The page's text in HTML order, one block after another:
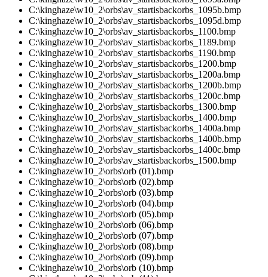
C:\kinghaze\w10_2\orbs\av_startisbackorbs_1095b.bmp
C:\kinghaze\w10_2\orbs\av_startisbackorbs_1095d.bmp
C:\kinghaze\w10_2\orbs\av_startisbackorbs_1100.bmp
C:\kinghaze\w10_2\orbs\av_startisbackorbs_1189.bmp
C:\kinghaze\w10_2\orbs\av_startisbackorbs_1190.bmp
C:\kinghaze\w10_2\orbs\av_startisbackorbs_1200.bmp
C:\kinghaze\w10_2\orbs\av_startisbackorbs_1200a.bmp
C:\kinghaze\w10_2\orbs\av_startisbackorbs_1200b.bmp
C:\kinghaze\w10_2\orbs\av_startisbackorbs_1200c.bmp
C:\kinghaze\w10_2\orbs\av_startisbackorbs_1300.bmp
C:\kinghaze\w10_2\orbs\av_startisbackorbs_1400.bmp
C:\kinghaze\w10_2\orbs\av_startisbackorbs_1400a.bmp
C:\kinghaze\w10_2\orbs\av_startisbackorbs_1400b.bmp
C:\kinghaze\w10_2\orbs\av_startisbackorbs_1400c.bmp
C:\kinghaze\w10_2\orbs\av_startisbackorbs_1500.bmp
C:\kinghaze\w10_2\orbs\orb (01).bmp
C:\kinghaze\w10_2\orbs\orb (02).bmp
C:\kinghaze\w10_2\orbs\orb (03).bmp
C:\kinghaze\w10_2\orbs\orb (04).bmp
C:\kinghaze\w10_2\orbs\orb (05).bmp
C:\kinghaze\w10_2\orbs\orb (06).bmp
C:\kinghaze\w10_2\orbs\orb (07).bmp
C:\kinghaze\w10_2\orbs\orb (08).bmp
C:\kinghaze\w10_2\orbs\orb (09).bmp
C:\kinghaze\w10_2\orbs\orb (10).bmp